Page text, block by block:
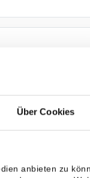
Über Cookies
anbieten zu
einen Partner
Der zur